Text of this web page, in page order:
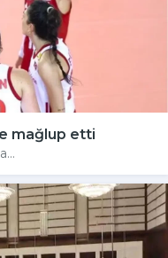
mağlup etti